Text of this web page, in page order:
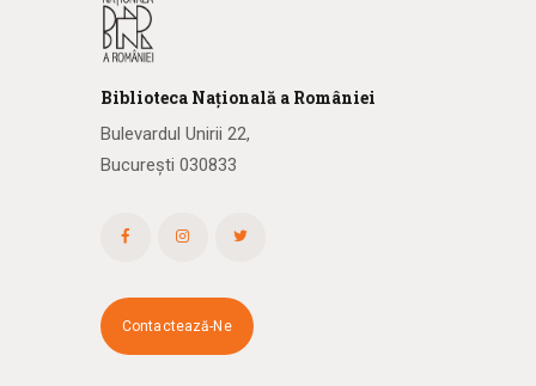
Biblioteca Națională a României
Bulevardul Unirii 22,
București 030833
Contactează-Ne